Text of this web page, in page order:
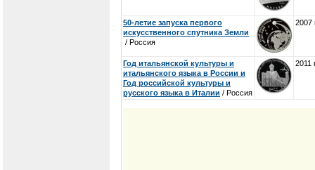
50-летие запуска первого
искусственного спутника Земли
/ Россия
2007
Год итальянской культуры и
итальянского языка в России и
Год российской культуры и
русского языка в Италии / Россия
2011